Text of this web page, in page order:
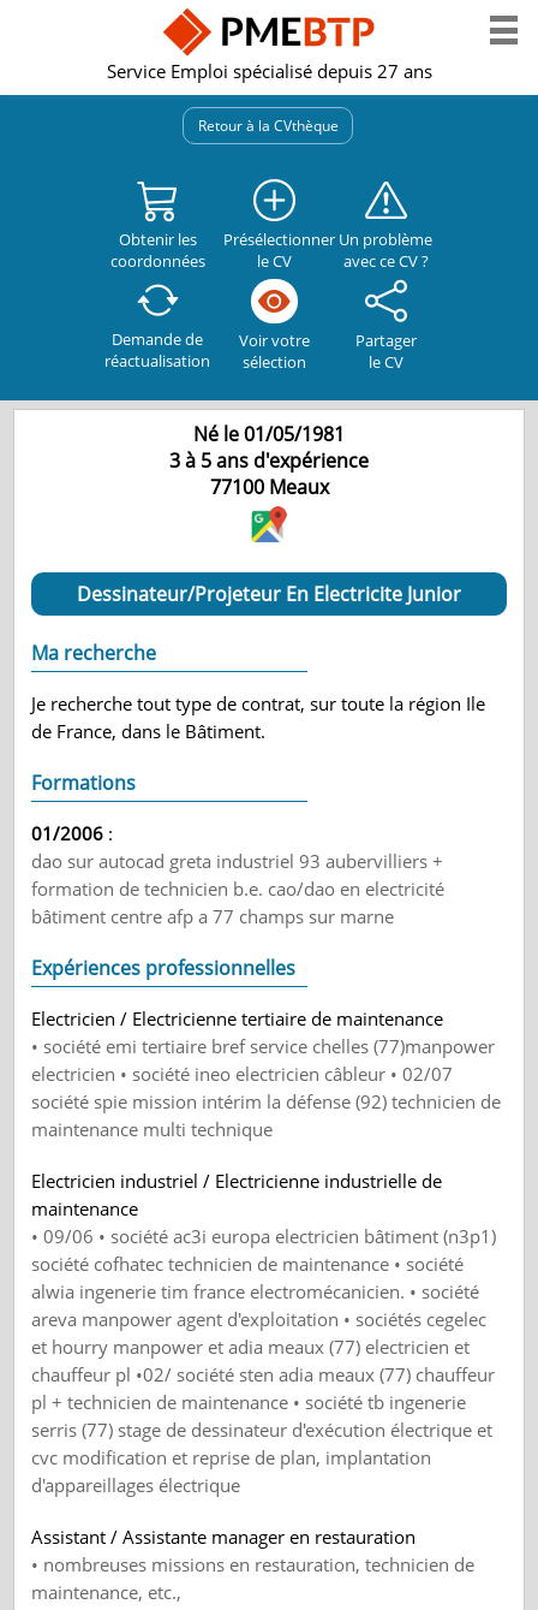
Service Emploi spécialisé depuis 27 ans
Retour à la CVthèque
Obtenir les
coordonnées
Présélectionner
le CV
Un problème
avec ce CV ?
Demande de
réactualisation
Voir votre
sélection
Partager
le CV
Né le 01/05/1981
3 à 5 ans d'expérience
77100 Meaux
Dessinateur/Projeteur En Electricite Junior
Ma recherche
Je recherche tout type de contrat, sur toute la région Ile
de France, dans le Bâtiment.
Formations
01/2006 :
dao sur autocad greta industriel 93 aubervilliers +
formation de technicien b.e. cao/dao en electricité
bâtiment centre afp a 77 champs sur marne
Expériences professionnelles
Electricien / Electricienne tertiaire de maintenance
• société emi tertiaire bref service chelles (77)manpower
electricien • société ineo electricien câbleur • 02/07
société spie mission intérim la défense (92) technicien de
maintenance multi technique
Electricien industriel / Electricienne industrielle de
maintenance
• 09/06 • société ac3i europa electricien bâtiment (n3p1)
société cofhatec technicien de maintenance • société
alwia ingenerie tim france electromécanicien. • société
areva manpower agent d'exploitation • sociétés cegelec
et hourry manpower et adia meaux (77) electricien et
chauffeur pl •02/ société sten adia meaux (77) chauffeur
pl + technicien de maintenance • société tb ingenerie
serris (77) stage de dessinateur d'exécution électrique et
cvc modification et reprise de plan, implantation
d'appareillages électrique
Assistant / Assistante manager en restauration
• nombreuses missions en restauration, technicien de
maintenance, etc.,